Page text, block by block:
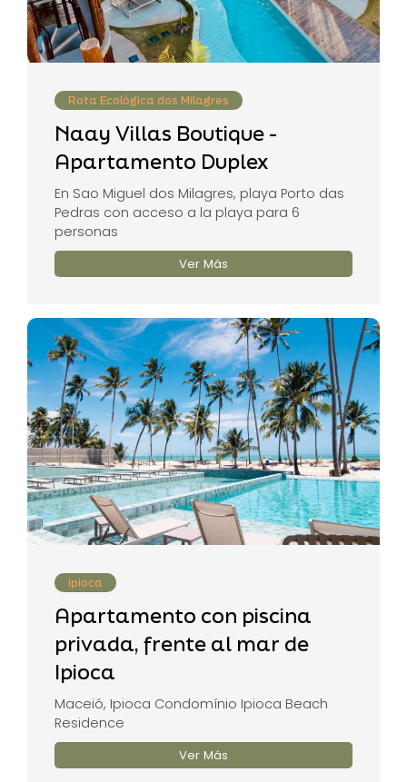
Rota Ecológica dos Milagres
Naay Villas Boutique -
Apartamento Duplex
En Sao Miguel dos Milagres, playa Porto das
Pedras con acceso a la playa para 6
personas
Ver Más
Ipioca
Apartamento con piscina
privada, frente al mar de
Ipioca
Maceió, Ipioca Condomínio Ipioca Beach
Residence
Ver Más